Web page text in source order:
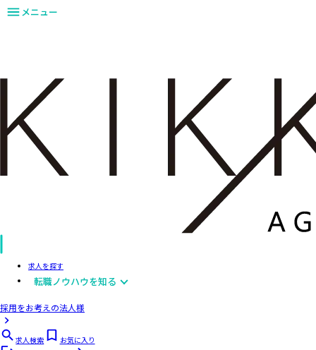
メニュー
求人を探す
転職ノウハウを知る
採用をお考えの法人様
求人検索
お気に入り